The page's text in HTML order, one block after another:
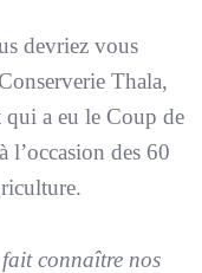
devriez vous
Thala,
qui a eu le Coup de
des 60
connaître nos